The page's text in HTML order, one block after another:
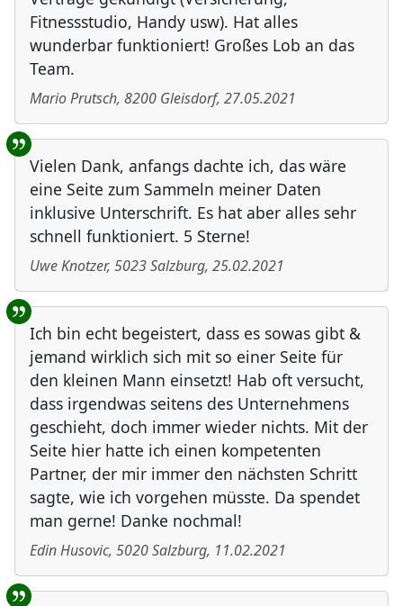
Fitnessstudio, Handy usw). Hat alles
wunderbar funktioniert! Großes Lob an das
Team.
Mario Prutsch, 8200 Gleisdorf, 27.05.2021
Vielen Dank, anfangs dachte ich, das wäre
eine Seite zum Sammeln meiner Daten
inklusive Unterschrift. Es hat aber alles sehr
schnell funktioniert. 5 Sterne!
Uwe Knotzer, 5023Salzburg, 25.02.2021
Ich bin echt begeistert, dass es sowas gibt &
jemand wirklich sich mit so einer Seite für
den kleinen Mann einsetzt! Hab oft versucht,
dass irgendwas seitens des Unternehmens
geschieht, doch immer wieder nichts. Mit der
Seite hier hatte ich einen kompetenten
Partner, der mir immer den nächsten Schritt
sagte, wie ich vorgehen müsste. Da spendet
man gerne! Danke nochmal!
Edin Husovic, 5020Salzburg, 11.02.2021